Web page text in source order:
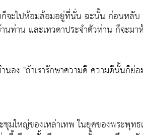
ก็จะไปห้อมล้อมอยู่ที่นั่น ฉะนั้น ก่อนหลั
ท่าน และเทวดาประจำตัวท่าน ก็จะม
นอง "ถ้าเรารักษาความดี ความดีนั้นก็ย่อ
มใหญ่ของเหล่าเทพ ในยุคของพระพุทธ